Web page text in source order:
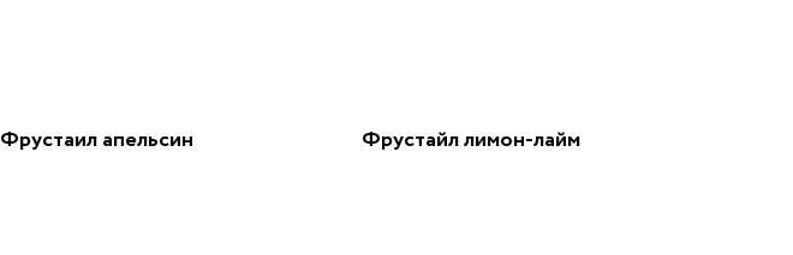
Фрустаил апельсин Фрустайл лимон-лайм